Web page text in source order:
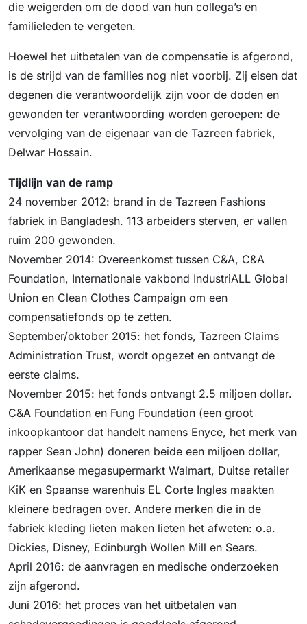
die weigerden om de dood van hun collega’s en
familieleden te vergeten.
Hoewel het uitbetalen van de compensatie is afgerond,
is de strijd van de families nog niet voorbij. Zij eisen dat
degenen die verantwoordelijk zijn voor de doden en
gewonden ter verantwoording worden geroepen: de
vervolging van de eigenaar van de Tazreen fabriek,
Delwar Hossain.
Tijdlijn van de ramp
24 november 2012: brand in de Tazreen Fashions
fabriek in Bangladesh. 113 arbeiders sterven, er vallen
ruim 200 gewonden.
November 2014: Overeenkomst tussen C&A, C&A
Foundation, Internationale vakbond IndustriALL Global
Union en Clean Clothes Campaign om een
compensatiefonds op te zetten.
September/oktober 2015: het fonds, Tazreen Claims
Administration Trust, wordt opgezet en ontvangt de
eerste claims.
November 2015: het fonds ontvangt 2.5 miljoen dollar.
C&A Foundation en Fung Foundation (een groot
inkoopkantoor dat handelt namens Enyce, het merk van
rapper Sean John) doneren beide een miljoen dollar,
Amerikaanse megasupermarkt Walmart, Duitse retailer
KiK en Spaanse warenhuis EL Corte Ingles maakten
kleinere bedragen over. Andere merken die in de
fabriek kleding lieten maken lieten het afweten: o.a.
Dickies, Disney, Edinburgh Wollen Mill en Sears.
April 2016: de aanvragen en medische onderzoeken
zijn afgerond.
Juni 2016: het proces van het uitbetalen van